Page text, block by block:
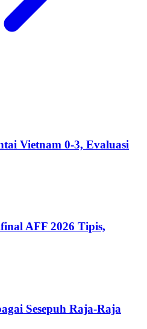
Vietnam 0-3, Evaluasi
AFF 2026 Tipis,
Sesepuh Raja-Raja